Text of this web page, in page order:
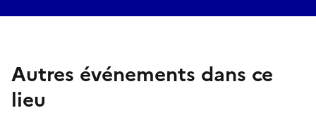
Autres événements dans ce
lieu